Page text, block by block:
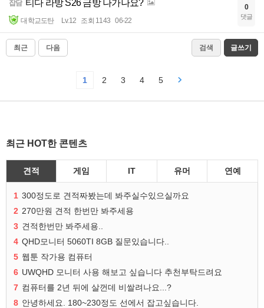
잡담 티다 라방 S26 금방 나가나요?
대학교도탄 Lv.12 조회 1143 06-22
0
댓글
최근 다음 검색 글쓰기
1 2 3 4 5
최근 HOT한 콘텐츠
견적 게임 IT 유머 연예
1 300정도로 견적짜봤는데 봐주실수있으실까요
2 270만원 견적 한번만 봐주세용
3 견적한번만 봐주세용..
4 QHD모니터 5060TI 8GB 질문있습니다..
5 웹툰 작가용 컴퓨터
6 UWQHD 모니터 사용 해보고 싶습니다 추천부탁드려요
7 컴퓨터를 2년 뒤에 살껀데 비쌀려나요...?
8 안녕하세요. 180~230정도 선에서 잡고싶습니다.